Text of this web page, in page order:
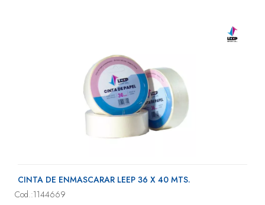
CINTA DE ENMASCARAR LEEP 36 X 40 MTS.
Cod.:1144669